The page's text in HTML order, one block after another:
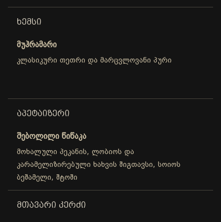
ᲮᲔᲛᲡᲘ
მუჰრამარი
კლასიკური თეთრი და მარცვლოვანი პური
ᲐᲞᲔᲢᲐᲘᲖᲔᲠᲘ
შებოლილი წიწაკა
მოხალული პეკანის, ლობიოს და
კარამელიზირებული ხახვის შიგთავსი, სოიოს
ბეშამელი, შტოში
ᲛᲗᲐᲕᲐᲠᲘ ᲙᲔᲠᲫᲘ